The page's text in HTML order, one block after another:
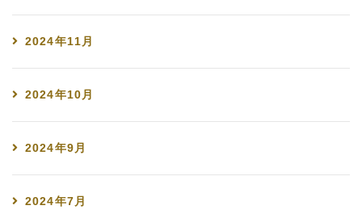
2024年11月
2024年10月
2024年9月
2024年7月